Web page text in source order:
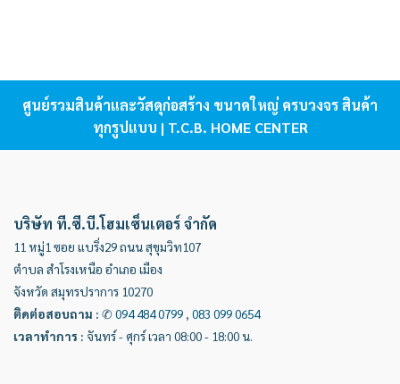
ศูนย์รวมสินค้าและวัสดุก่อสร้าง ขนาดใหญ่ ครบวงจร สินค้า
ทุกรูปแบบ | T.C.B. HOME CENTER
บริษัท ที.ซี.บี.โฮมเซ็นเตอร์ จำกัด
11 หมู่1 ซอย แบริ่ง29 ถนน สุขุมวิท107
ตำบล สำโรงเหนือ อำเภอ เมือง
จังหวัด สมุทรปราการ 10270
ติดต่อสอบถาม : ✆ 094 484 0799 083 099 0654
เวลาทำการ : จันทร์ - ศุกร์ เวลา 08:00 - 18:00 น.